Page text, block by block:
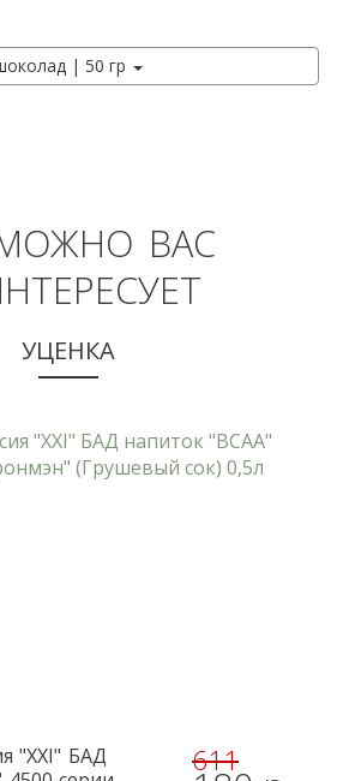
| 50 гр
ВАС
УЦЕНКА
"XXI" БАД
611